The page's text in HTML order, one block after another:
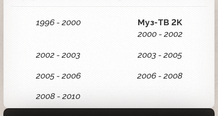
1996 - 2000
Муз-ТВ 2K
2000 - 2002
2002 - 2003 2003 - 2005
2005 - 2006 2006 - 2008
2008 - 2010